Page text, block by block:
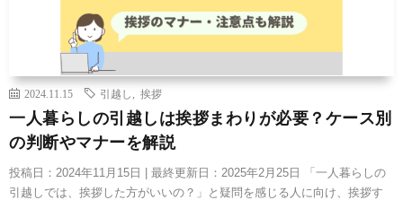
2024.11.15 引越し 挨拶
一人暮らしの引越しは挨拶まわりが必要？ケース別
の判断やマナーを解説
投稿日：2024年11月15日 | 最終更新日：2025年2月25日 「一人暮らしの
引越しでは、挨拶した方がいいの？」と疑問を感じる人に向け、挨拶す